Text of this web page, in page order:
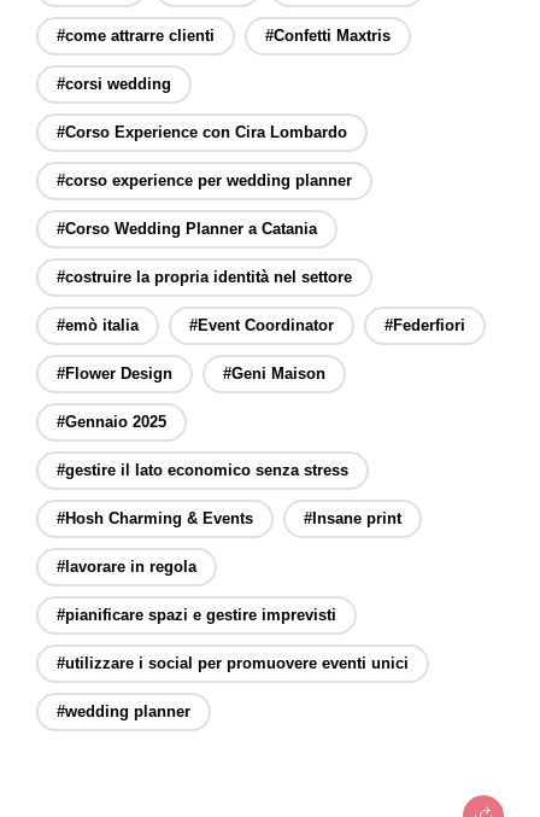
#come attrarre clienti #Confetti Maxtris
#corsi wedding
#Corso Experience con Cira Lombardo
#corso experience per wedding planner
#Corso Wedding Planner a Catania
#costruire la propria identità nel settore
#emò italia #Event Coordinator #Federfiori
#Flower Design #Geni Maison
#Gennaio 2025
#gestire il lato economico senza stress
#Hosh Charming & Events #Insane print
#lavorare in regola
#pianificare spazi e gestire imprevisti
#utilizzare i social per promuovere eventi unici
#wedding planner